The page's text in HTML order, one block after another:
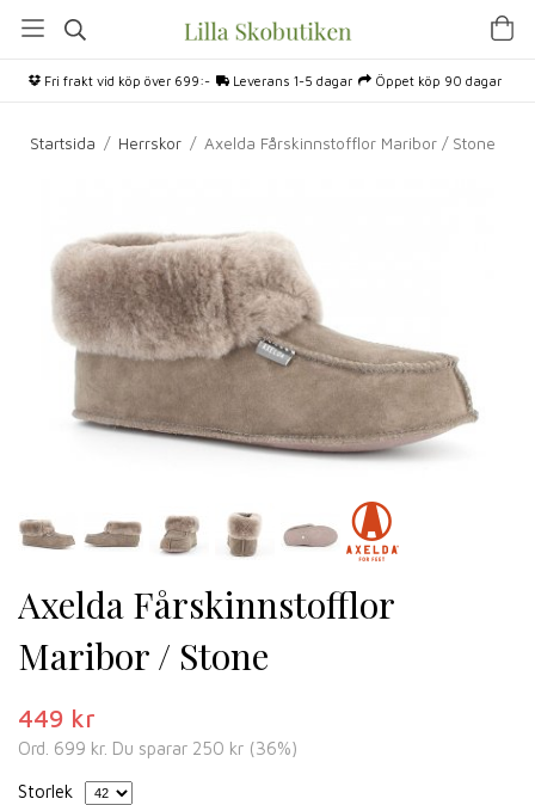
Fri frakt vid köp över 699:- Leverans 1-5 dagar Öppet köp 90 dagar
Startsida / Herrskor / Axelda Fårskinnstofflor Maribor / Stone
Axelda Fårskinnstofflor
Maribor / Stone
449 kr
Ord. 699 kr. Du sparar 250 kr (36%)
Storlek